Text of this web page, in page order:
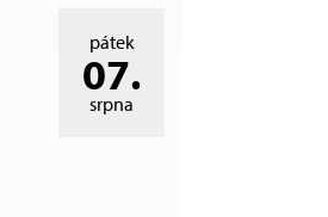
pátek
07.
srpna